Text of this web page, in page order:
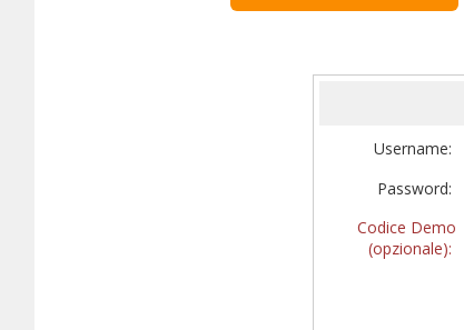
Username:
Password:
Codice Demo
(opzionale):